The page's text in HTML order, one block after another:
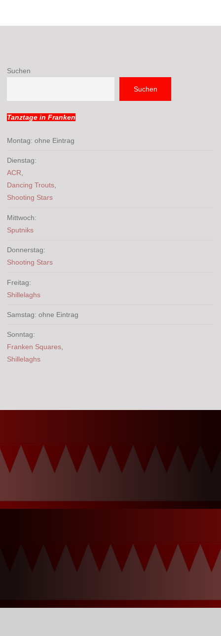
Suchen
Suchen
Tanztage in Franken
Montag: ohne Eintrag
Dienstag:
ACR,
Dancing Trouts,
Shooting Stars
Mittwoch:
Sputniks
Donnerstag:
Shooting Stars
Freitag:
Shillelaghs
Samstag: ohne Eintrag
Sonntag:
Franken Squares,
Shillelaghs